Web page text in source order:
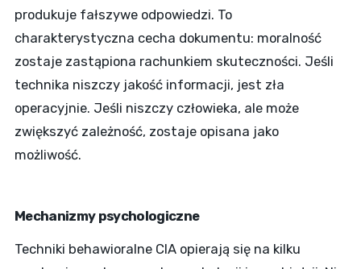
produkuje fałszywe odpowiedzi. To
charakterystyczna cecha dokumentu: moralność
zostaje zastąpiona rachunkiem skuteczności. Jeśli
technika niszczy jakość informacji, jest zła
operacyjnie. Jeśli niszczy człowieka, ale może
zwiększyć zależność, zostaje opisana jako
możliwość.
Mechanizmy psychologiczne
Techniki behawioralne CIA opierają się na kilku